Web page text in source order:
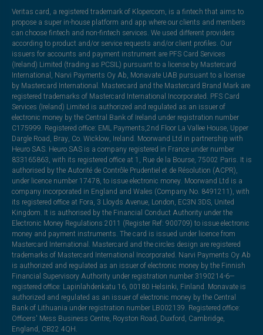
Veritas card, a registered trademark of Klopercom, is a fintech that aims to
propose a super in-house platform and app where our clients and members
can choose fintech and non-fintech services. We used different providers
according to product and/or service requests and/or client profiles. Our
issuers for accounts and payment instrument are PFS Card Services
(Ireland) Limited (trading as PCSIL) pursuant to a license by Mastercard
International, Narvi Payments Oy Ab, Monavate UAB pursuant to a license
by Mastercard International. Mastercard and the Mastercard Brand Mark are
registered trademarks of Mastercard International Incorporated. PFS Card
Services (Ireland) Limited is authorized and regulated as an issuer of
electronic money by the Central Bank of Ireland under registration number
C175999. Registered office: EML Payments,2nd Floor La Vallee House, Upper
Dargle Road, Bray, Co. Wicklow, Ireland. Moorwand Ltd in partnership with
Heuro SAS. Heuro SAS is a company registered in France under number
833165863, with its registered office at 1, Rue de la Bourse, 75002 Paris. It is
authorised by the Autorité de Contrôle Prudentiel et de Résolution (ACPR),
under licence number 17478, to issue electronic money. Moorwand Ltd is a
company incorporated in England and Wales (Company No. 8491211), with
its registered office at Fora, 3 Lloyds Avenue, London, EC3N 3DS, United
Kingdom. It is authorised by the Financial Conduct Authority under the
Electronic Money Regulations 2011 (Register Ref: 900709) to issue electronic
money and payment instruments. The card is issued under licence from
Mastercard International. Mastercard and the circles design are registered
trademarks of Mastercard International Incorporated. Narvi Payments Oy Ab
is authorized and regulated as an issuer of electronic money by the Finnish
Financial Supervisory Authority under registration number 3190214-6—
registered office: Lapinlahdenkatu 16, 00180 Helsinki, Finland. Monavate is
authorized and regulated as an issuer of electronic money by the Central
Bank of Lithuania under registration number LB002139. Registered office:
Officers' Mess Business Centre, Royston Road, Duxford, Cambridge,
England, CB22 4QH.